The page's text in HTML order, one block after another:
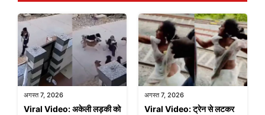
अगस्त 7, 2026
Viral Video: अकेली लड़की को
अगस्त 7, 2026
Viral Video: ट्रेन से लटकर